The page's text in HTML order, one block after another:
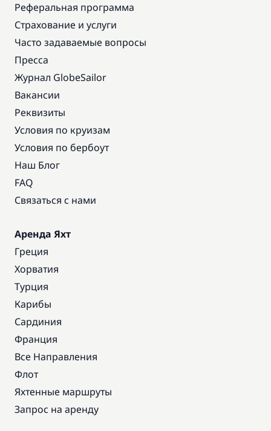
Реферальная программа
Страхование и услуги
Часто задаваемые вопросы
Пресса
Журнал GlobeSailor
Вакансии
Реквизиты
Условия по круизам
Условия по бербоут
Наш Блог
FAQ
Связаться с нами
Аренда Яхт
Греция
Хорватия
Турция
Карибы
Сардиния
Франция
Все Направления
Флот
Яхтенные маршруты
Запрос на аренду